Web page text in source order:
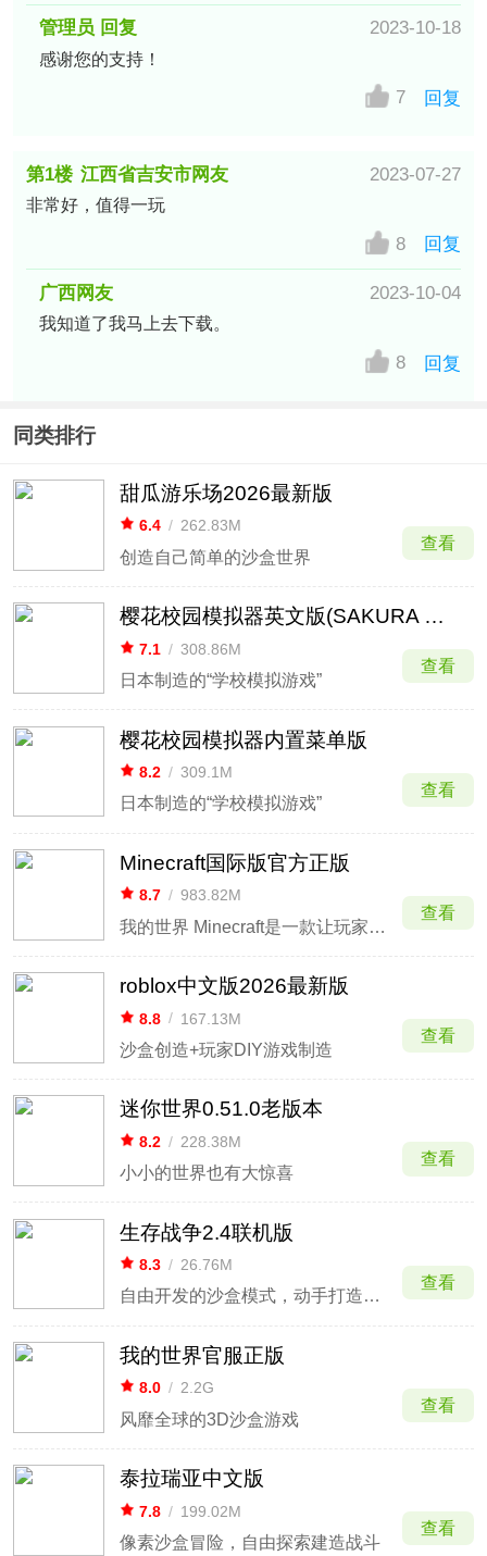
管理员 回复 2023-10-18
感谢您的支持！
7 回复
第1楼 江西省吉安市网友 2023-07-27
非常好，值得一玩
8 回复
广西网友 2023-10-04
我知道了我马上去下载。
8 回复
同类排行
甜瓜游乐场2026最新版
6.4 / 262.83M
创造自己简单的沙盒世界
查看
樱花校园模拟器英文版(SAKURA School Simulator)
7.1 / 308.86M
日本制造的“学校模拟游戏”
查看
樱花校园模拟器内置菜单版
8.2 / 309.1M
日本制造的“学校模拟游戏”
查看
Minecraft国际版官方正版
8.7 / 983.82M
我的世界 Minecraft是一款让玩家放置方块和历险的游戏。
查看
roblox中文版2026最新版
8.8 / 167.13M
沙盒创造+玩家DIY游戏制造
查看
迷你世界0.51.0老版本
8.2 / 228.38M
小小的世界也有大惊喜
查看
生存战争2.4联机版
8.3 / 26.76M
自由开发的沙盒模式，动手打造荒岛
查看
我的世界官服正版
8.0 / 2.2G
风靡全球的3D沙盒游戏
查看
泰拉瑞亚中文版
7.8 / 199.02M
像素沙盒冒险，自由探索建造战斗
查看